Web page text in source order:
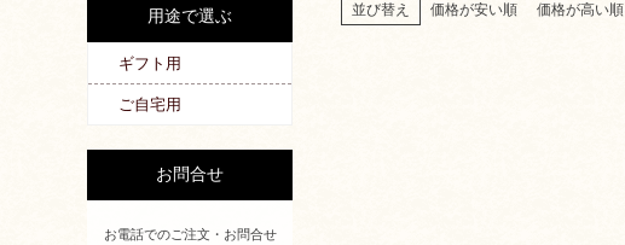
用途で選ぶ
ギフト用
ご自宅用
お問合せ
お電話でのご注文・お問合せ
並び替え 価格が安い順 価格が高い順